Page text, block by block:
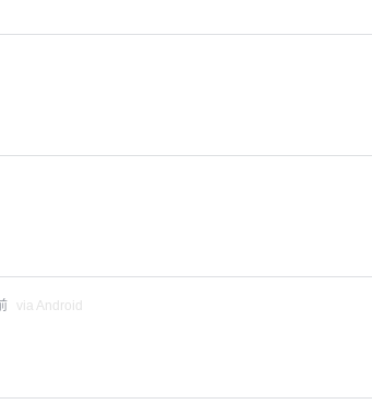
-熊本熊- @ 御品熊风
via Android